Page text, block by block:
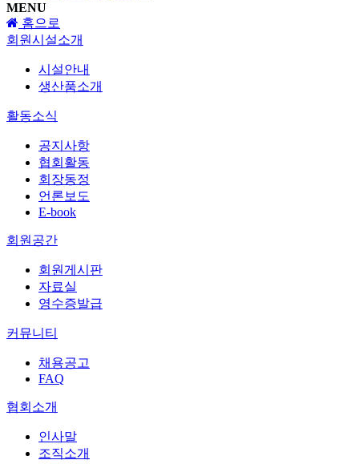
MENU
홈으로
회원시설소개
시설안내
생산품소개
활동소식
공지사항
협회활동
회장동정
언론보도
E-book
회원공간
회원게시판
자료실
영수증발급
커뮤니티
채용공고
FAQ
협회소개
인사말
조직소개